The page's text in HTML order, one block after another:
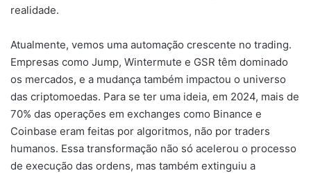
realidade.
Atualmente, vemos uma automação crescente no trading.
Empresas como Jump, Wintermute e GSR têm dominado
os mercados, e a mudança também impactou o universo
das criptomoedas. Para se ter uma ideia, em 2024, mais de
70% das operações em exchanges como Binance e
Coinbase eram feitas por algoritmos, não por traders
humanos. Essa transformação não só acelerou o processo
de execução das ordens, mas também extinguiu a